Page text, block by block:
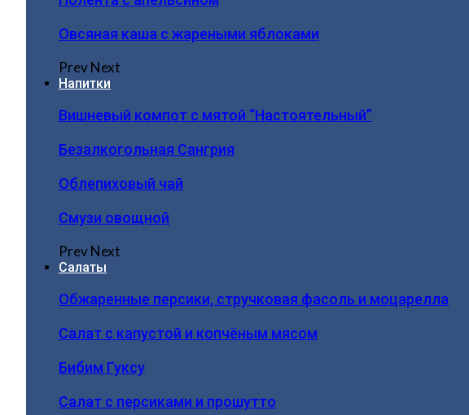
Овсяная каша с жареными яблоками
PrevNext
Напитки
Вишневый компот с мятой “Настоятельный”
Безалкогольная Сангрия
Облепиховый чай
Смузи овощной
PrevNext
Салаты
Обжаренные персики, стручковая фасоль и моцарелла
Салат с капустой и копчёным мясом
Бибим Гуксу
Салат с персиками и прошутто